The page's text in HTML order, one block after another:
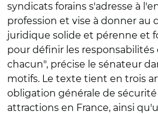
syndicats forains s'adresse à
profession et vise à donner au
juridique solide et pérenne et
pour définir les
chacun", précise le sénateur
motifs. Le texte tient en trois
obligation générale de
attractions en France, ainsi